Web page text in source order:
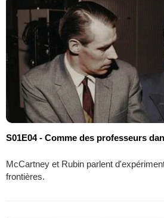
S01E04 - Comme des professeurs
McCartney et Rubin parlent
frontières.